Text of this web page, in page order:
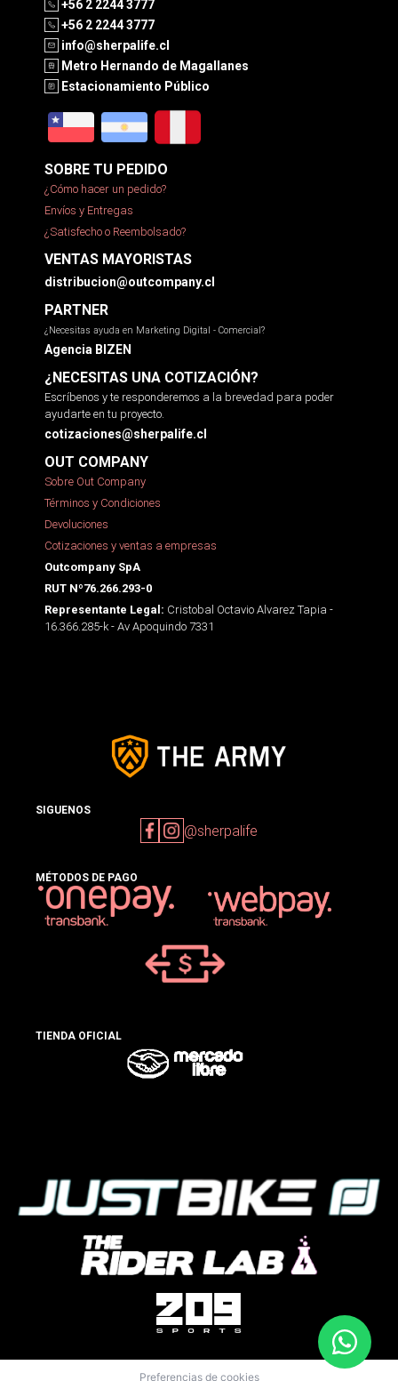
+56 2 2244 3777
+56 2 2244 3777
info@sherpalife.cl
Metro Hernando de Magallanes
Estacionamiento Público
SOBRE TU PEDIDO
¿Cómo hacer un pedido?
Envíos y Entregas
¿Satisfecho o Reembolsado?
VENTAS MAYORISTAS
distribucion@outcompany.cl
PARTNER
¿Necesitas ayuda en Marketing Digital - Comercial?
Agencia BIZEN
¿NECESITAS UNA COTIZACIÓN?
Escríbenos y te responderemos a la brevedad para poder
ayudarte en tu proyecto.
cotizaciones@sherpalife.cl
OUT COMPANY
Sobre Out Company
Términos y Condiciones
Devoluciones
Cotizaciones y ventas a empresas
Outcompany SpA
RUT Nº76.266.293-0
Representante Legal: Cristobal Octavio Alvarez Tapia -
16.366.285-k - Av Apoquindo 7331
SIGUENOS
@sherpalife
MÉTODOS DE PAGO
TIENDA OFICIAL
Preferencias de cookies